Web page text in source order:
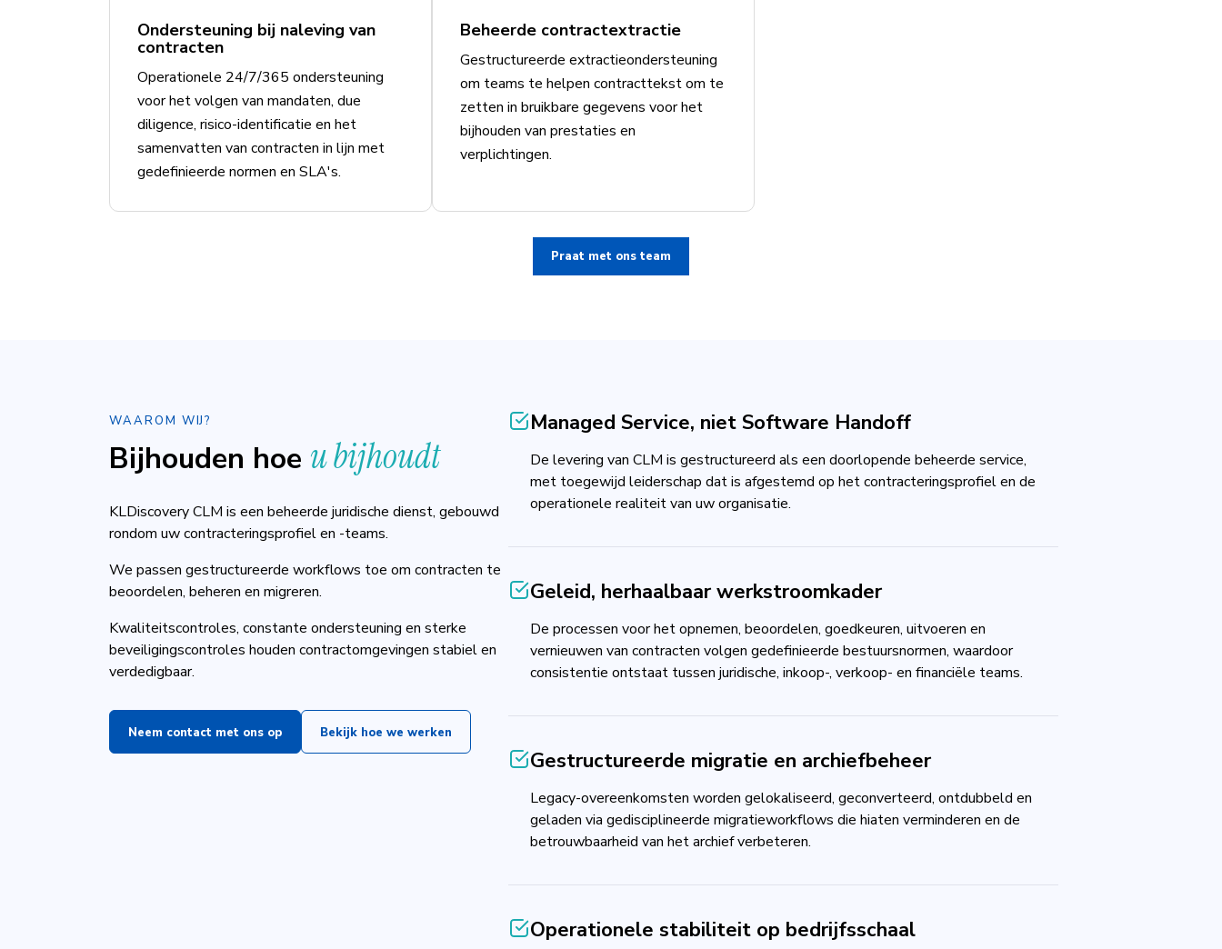
Ondersteuning bij naleving van
contracten
Operationele 24/7/365 ondersteuning
voor het volgen van mandaten, due
diligence, risico-identificatie en het
samenvatten van contracten in lijn met
gedefinieerde normen en SLA's.
Beheerde contractextractie
Gestructureerde extractieondersteuning
om teams te helpen contracttekst om te
zetten in bruikbare gegevens voor het
bijhouden van prestaties en
verplichtingen.
Praat met ons team
WAAROM WIJ?
Bijhouden hoe u bijhoudt
KLDiscovery CLM is een beheerde juridische dienst, gebouwd
rondom uw contracteringsprofiel en -teams.
We passen gestructureerde workflows toe om contracten te
beoordelen, beheren en migreren.
Kwaliteitscontroles, constante ondersteuning en sterke
beveiligingscontroles houden contractomgevingen stabiel en
verdedigbaar.
Neem contact met ons op Bekijk hoe we werken
Managed Service, niet Software Handoff
De levering van CLM is gestructureerd als een doorlopende beheerde service,
met toegewijd leiderschap dat is afgestemd op het contracteringsprofiel en de
operationele realiteit van uw organisatie.
Geleid, herhaalbaar werkstroomkader
De processen voor het opnemen, beoordelen, goedkeuren, uitvoeren en
vernieuwen van contracten volgen gedefinieerde bestuursnormen, waardoor
consistentie ontstaat tussen juridische, inkoop-, verkoop- en financiële teams.
Gestructureerde migratie en archiefbeheer
Legacy-overeenkomsten worden gelokaliseerd, geconverteerd, ontdubbeld en
geladen via gedisciplineerde migratieworkflows die hiaten verminderen en de
betrouwbaarheid van het archief verbeteren.
Operationele stabiliteit op bedrijfsschaal